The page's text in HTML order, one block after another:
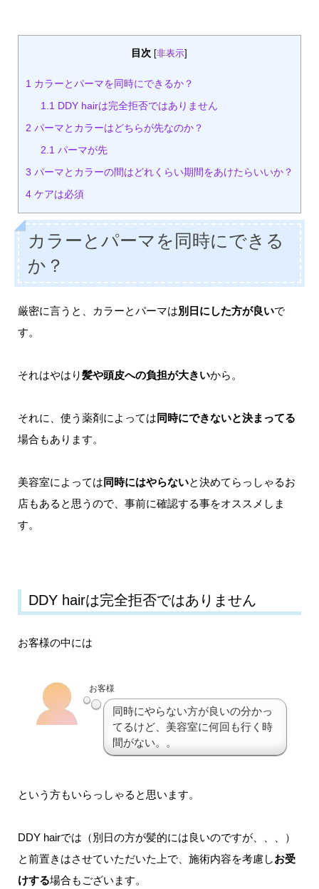
目次 [非表示]
1 カラーとパーマを同時にできるか？
1.1 DDY hairは完全拒否ではありません
2 パーマとカラーはどちらが先なのか？
2.1 パーマが先
3 パーマとカラーの間はどれくらい期間をあけたらいいか？
4ケアは必須
カラーとパーマを同時にできる
か？
厳密に言うと、カラーとパーマは別日にした方が良いで
す。
それはやはり髪や頭皮への負担が大きいから。
それに、使う薬剤によっては 同時にできないと決まってる
場合もあります。
美容室によっては 同時にはやらないと決めてらっしゃるお
店もあると思うので、事前に確認する事をオススメしま
す。
DDY hairは完全拒否ではありません
お客様の中には
お客様
同時にやらない方が良いの分かっ
てるけど、美容室に何回も行く時
間がない。。
という方もいらっしゃると思います。
DDY hairでは（別日の方が髪的には良いのですが、、、）
と前置きはさせていただいた上で、施術内容を考慮しお受
けする場合もございます。